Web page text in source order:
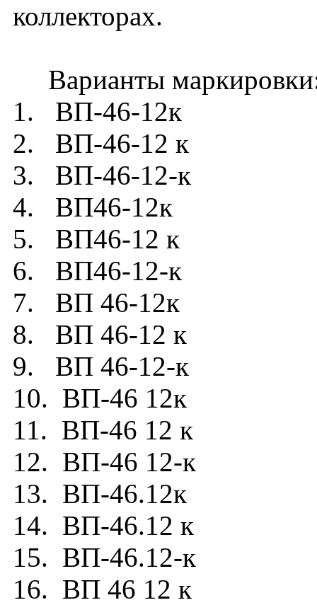
коллекторах.
Варианты
1. ВП-46-12к
2. ВП-46-12 к
3. ВП-46-12-к
4. ВП46-12к
5. ВП46-12 к
6. ВП46-12-к
7. ВП 46-12к
8. ВП 46-12 к
9. ВП 46-12-к
10. ВП-46 12к
11. ВП-46 12 к
12. ВП-46 12-к
13. ВП-46.12к
14. ВП-46.12 к
15. ВП-46.12-к
16. ВП 46 12 к